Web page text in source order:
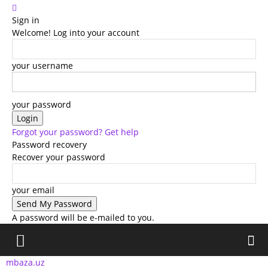
Sign in
Welcome! Log into your account
your username
your password
Forgot your password? Get help
Password recovery
Recover your password
your email
A password will be e-mailed to you.
mbaza.uz